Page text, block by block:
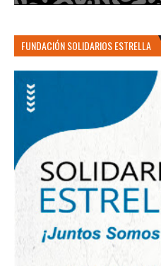
FUNDACIÓN SOLIDARIOS ESTRELLA